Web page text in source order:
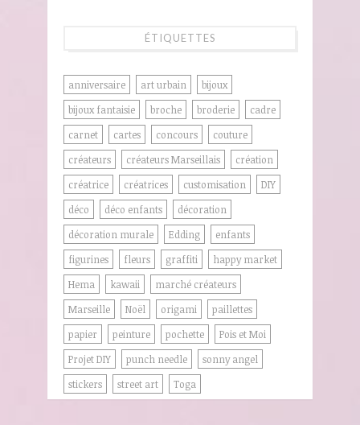
ÉTIQUETTES
anniversaire art urbain
bijoux
bijoux fantaisie
broche broderie
cadre
carnet
cartes concours
couture
créateurs
créateurs Marseillais
création
créatrice
créatrices customisation
DIY
déco
déco enfants
décoration
décoration murale
Edding
enfants
figurines
fleurs graffiti
happy market
Hema
kawaii
marché créateurs
Marseille
Noël origami
paillettes
papier
peinture pochette
Pois et Moi
Projet DIY
punch needle
sonny angel
stickers
street art Toga